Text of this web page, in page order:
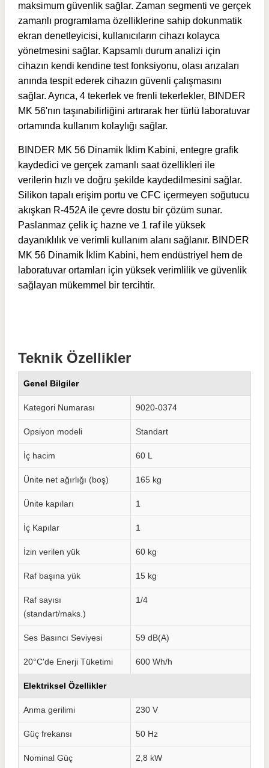
maksimum güvenlik sağlar. Zaman segmenti ve gerçek
zamanlı programlama özelliklerine sahip dokunmatik
ekran denetleyicisi, kullanıcıların cihazı kolayca
yönetmesini sağlar. Kapsamlı durum analizi için
cihazın kendi kendine test fonksiyonu, olası arızaları
anında tespit ederek cihazın güvenli çalışmasını
sağlar. Ayrıca, 4 tekerlek ve frenli tekerlekler, BINDER
MK 56'nın taşınabilirliğini artırarak her türlü laboratuvar
ortamında kullanım kolaylığı sağlar.
BINDER MK 56 Dinamik İklim Kabini, entegre grafik
kaydedici ve gerçek zamanlı saat özellikleri ile
verilerin hızlı ve doğru şekilde kaydedilmesini sağlar.
Silikon tapalı erişim portu ve CFC içermeyen soğutucu
akışkan R-452A ile çevre dostu bir çözüm sunar.
Paslanmaz çelik iç hazne ve 1 raf ile yüksek
dayanıklılık ve verimli kullanım alanı sağlanır. BINDER
MK 56 Dinamik İklim Kabini, hem endüstriyel hem de
laboratuvar ortamları için yüksek verimlilik ve güvenlik
sağlayan mükemmel bir tercihtir.
Teknik Özellikler
Genel Bilgiler
Kategori Numarası 9020-0374
Opsiyon modeli Standart
İç hacim 60 L
Ünite net ağırlığı (boş) 165 kg
Ünite kapıları 1
İç Kapılar 1
İzin verilen yük 60 kg
Raf başına yük 15 kg
Raf sayısı
(standart/maks.)
1/4
Ses Basıncı Seviyesi 59 dB(A)
20°C'de Enerji Tüketimi 600 Wh/h
Elektriksel Özellikler
Anma gerilimi 230 V
Güç frekansı 50 Hz
Nominal Güç 2,8 kW